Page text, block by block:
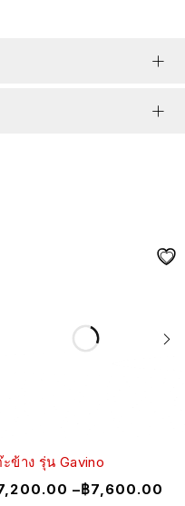
ข้าง รุ่น Gavino
–฿7,600.00